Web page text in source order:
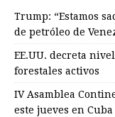
Trump: “Estamos
de petróleo de
EE.UU. decreta
forestales activos
IV Asamblea
este jueves en Cuba